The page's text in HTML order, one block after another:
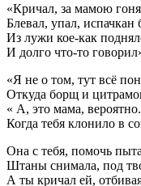
«Кричал, за мамою
Блевал, упал, испачкан
Из лужи кое-как
И долго что-то
«Я не о том, тут всё
Откуда борщ и
« А, это мама, вероятно.
Когда тебя клонило в
Она с тебя, помочь
Штаны снимала, под
А ты кричал ей,